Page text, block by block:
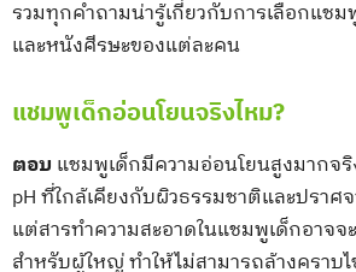
รวมทุกคำถามน่ารู้เกี่ยวกับการเลือกแชม
และหนังศีรษะของแต่ละคน
แชมพูเด็กอ่อนโยนจริงไหม?
ตอบ แชมพูเด็กมีความอ่อนโยนสูงมากจริ
pH ที่ใกล้เคียงกับผิวธรรมชาติและปราศ
แต่สารทำความสะอาดในแชมพูเด็กอาจจ
สำหรับผู้ใหญ่ ทำให้ไม่สามารถล้างคราบ